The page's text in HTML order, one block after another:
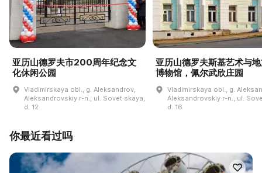
亚历山德罗夫市200周年纪念文
化休闲公园
Vladimirskaya obl., g. Aleksandrov,
Aleksandrovskiy r-n., ul. Sovet·skaya,
d. 12
亚历山德罗夫斯基艺术与
博物馆，佩尔武欣庄园
Vladimirskaya obl., g.
Aleksandrovskiy r-n., ul.
d. 16
你最近看过吗